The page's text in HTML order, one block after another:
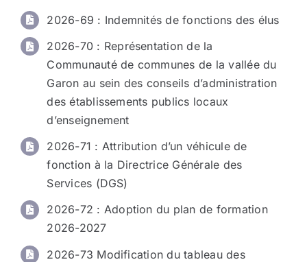
2026-69 : Indemnités de fonctions des élus
2026-70 : Représentation de la
Communauté de communes de la vallée du
Garon au sein des conseils d’administration
des établissements publics locaux
d’enseignement
2026-71 : Attribution d’un véhicule de
fonction à la Directrice Générale des
Services (DGS)
2026-72 : Adoption du plan de formation
2026-2027
2026-73 Modification du tableau des